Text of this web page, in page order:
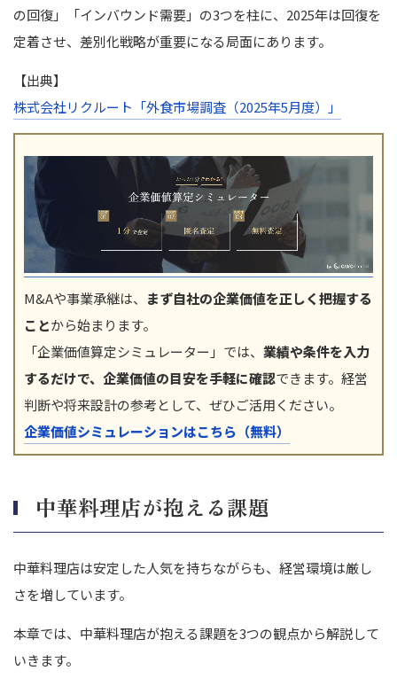
の回復」「インバウンド需要」の3つを柱に、2025年は回復を
定着させ、差別化戦略が重要になる局面にあります。
【出典】
株式会社リクルート「外食市場調査（2025年5月度）」
M&Aや事業承継は、 まず自社の企業価値を正しく把握する
ことから始まります。
「企業価値算定シミュレーター」では、 業績や条件を入力
するだけで、企業価値の目安を手軽に確認できます。経営
判断や将来設計の参考として、ぜひご活用ください。
企業価値シミュレーションはこちら（無料）
中華料理店が抱える課題
中華料理店は安定した人気を持ちながらも、経営環境は厳し
さを増しています。
本章では、中華料理店が抱える課題を3つの観点から解説して
いきます。